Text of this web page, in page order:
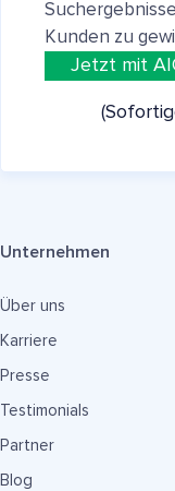
Kunden zu
Jetzt mit
Unternehmen
Über uns
Karriere
Presse
Testimonials
Partner
Blog